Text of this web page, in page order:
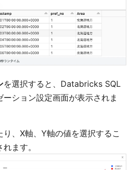
を選択すると、Databricks SQL
ション設定画面が表示されま
、X軸、Y軸の値を選択するこ
ます。